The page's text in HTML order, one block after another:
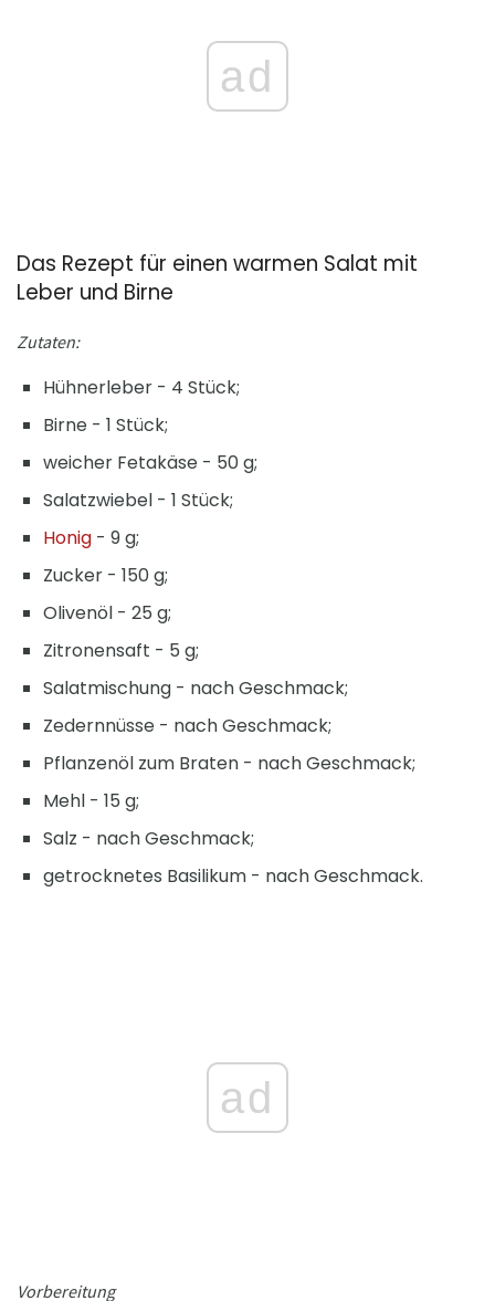
ad
Das Rezept für einen warmen Salat mit
Leber und Birne
Zutaten:
Hühnerleber - 4 Stück;
Birne - 1 Stück;
weicher Fetakäse - 50 g;
Salatzwiebel - 1 Stück;
Honig - 9 g;
Zucker - 150 g;
Olivenöl - 25 g;
Zitronensaft - 5 g;
Salatmischung - nach Geschmack;
Zedernnüsse - nach Geschmack;
Pflanzenöl zum Braten - nach Geschmack;
Mehl - 15 g;
Salz - nach Geschmack;
getrocknetes Basilikum - nach Geschmack.
ad
Vorbereitung